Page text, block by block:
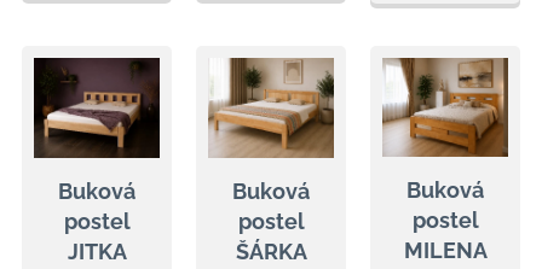
Buková
postel
JITKA
Buková
postel
ŠÁRKA
Buková
postel
MILENA